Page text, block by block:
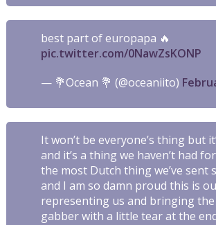
best part of europapa 🔥
pic.twitter.com/0NawZsKONP
— 💐Ocean 💐 (@oceaniito)
It won’t be everyone’s thing but
and it’s a thing we haven’t had
the most Dutch thing we’ve sent
and I am so damn proud this is
representing us and bringing
gabber with a little tear at the